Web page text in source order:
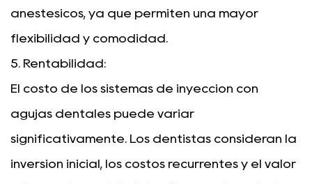
anestésicos, ya que permiten una mayor
flexibilidad y comodidad.
5. Rentabilidad:
El costo de los sistemas de inyección con
agujas dentales puede variar
significativamente. Los dentistas consideran la
inversión inicial, los costos recurrentes y el valor